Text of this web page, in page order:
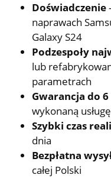
Doświadczenie
naprawach
Galaxy S24
Podzespoły
lub
parametrach
Gwarancja do
wykonaną usługę
Szybki czas
dnia
Bezpłatna
całej Polski